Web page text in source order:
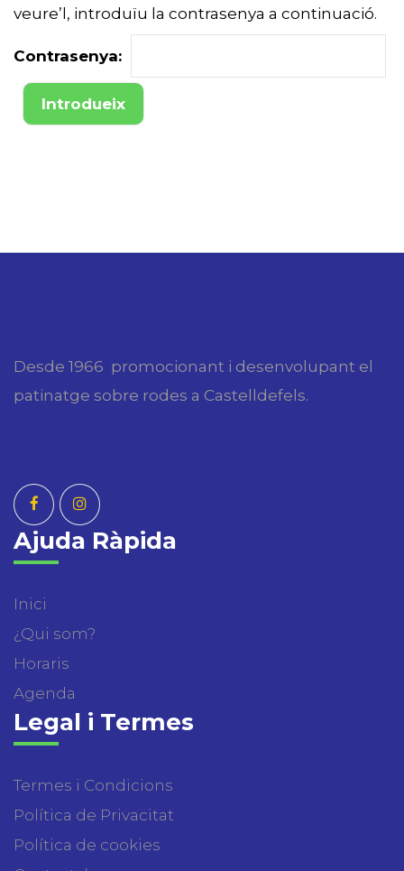
veure’l, introduïu la contrasenya a continuació.
Contrasenya:
Desde 1966 promocionant i desenvolupant el
patinatge sobre rodes a Castelldefels.
Ajuda Ràpida
Inici
¿Qui som?
Horaris
Agenda
Legal i Termes
Termes i Condicions
Política de Privacitat
Política de cookies